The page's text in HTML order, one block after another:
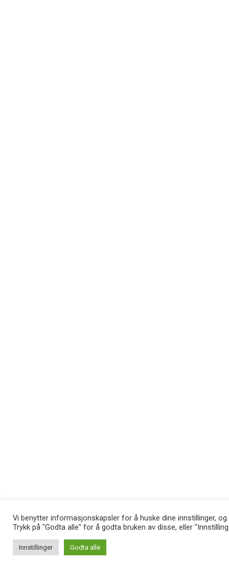
Vi benytter informasjonskapsler for å huske dine innstillinger,
Trykk på "Godta alle" for å godta bruken av disse, eller
Innstillinger Godta alle